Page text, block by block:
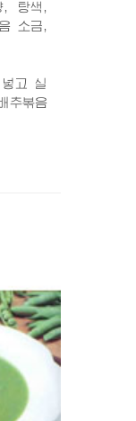
, 탕색,
소금,
고 실
추볶음